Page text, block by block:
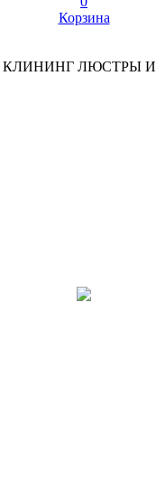
Корзина
КЛИНИНГ ЛЮСТРЫ И